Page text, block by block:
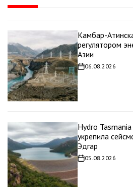
Камбар-
регулятором
Азии
Дата
записи
06.08.2026
Hydro
укрепила
Эдгар
Дата
записи
05.08.2026